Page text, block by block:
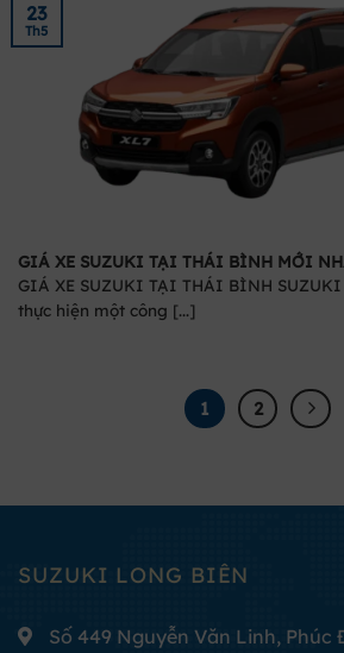
GIÁ XE SUZUKI TẠI THÁI BÌNH MỚI
GIÁ XE SUZUKI TẠI THÁI BÌNH SUZUKI
thực hiện một công [...]
23
Th5
1 2
SUZUKI LONG BIÊN
Số 449 Nguyễn Văn Linh, Phúc